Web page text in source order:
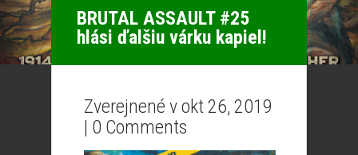
BRUTAL ASSAULT #25
hlási ďalšiu várku kapiel!
Zverejnené v okt 26, 2019
| 0 Comments